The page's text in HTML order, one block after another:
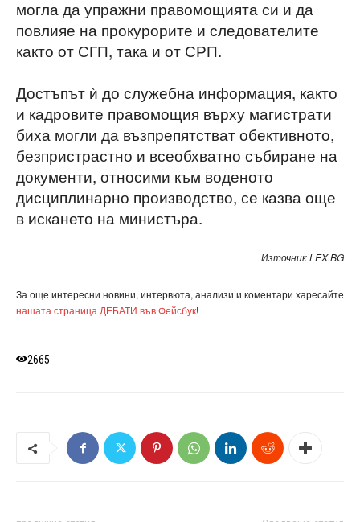
могла да упражни правомощията си и да
повлияе на прокурорите и следователите
както от СГП, така и от СРП.
Достъпът ѝ до служебна информация, както
и кадровите правомощия върху магистрати
биха могли да възпрепятстват обективното,
безпристрастно и всеобхватно събиране на
документи, относими към воденото
дисциплинарно производство, се казва още
в искането на министъра.
Източник LEX.BG
За още интересни новини, интервюта, анализи и коментари харесайте
нашата страница ДЕБАТИ във Фейсбук!
2665